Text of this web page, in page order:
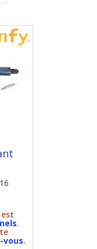
.
vous.